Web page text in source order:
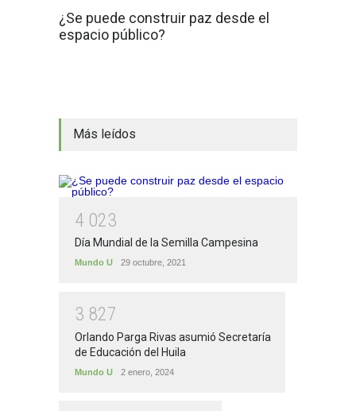
¿Se puede construir paz desde el
espacio público?
Más leídos
4 023
Día Mundial de la Semilla Campesina
Mundo U 29 octubre, 2021
3 827
Orlando Parga Rivas asumió Secretaría
de Educación del Huila
Mundo U 2 enero, 2024